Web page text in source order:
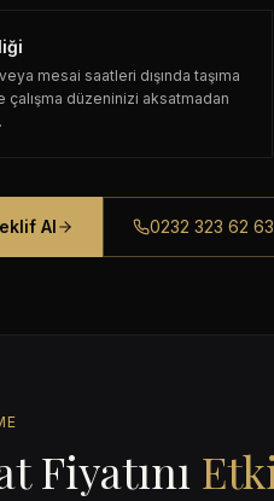
mesai saatleri dışında taşıma
çalışma düzeninizi aksatmadan
Al 0232 323 62 63
Fiyatını